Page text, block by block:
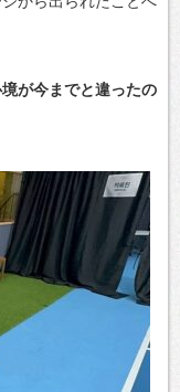
が今までと違ったの